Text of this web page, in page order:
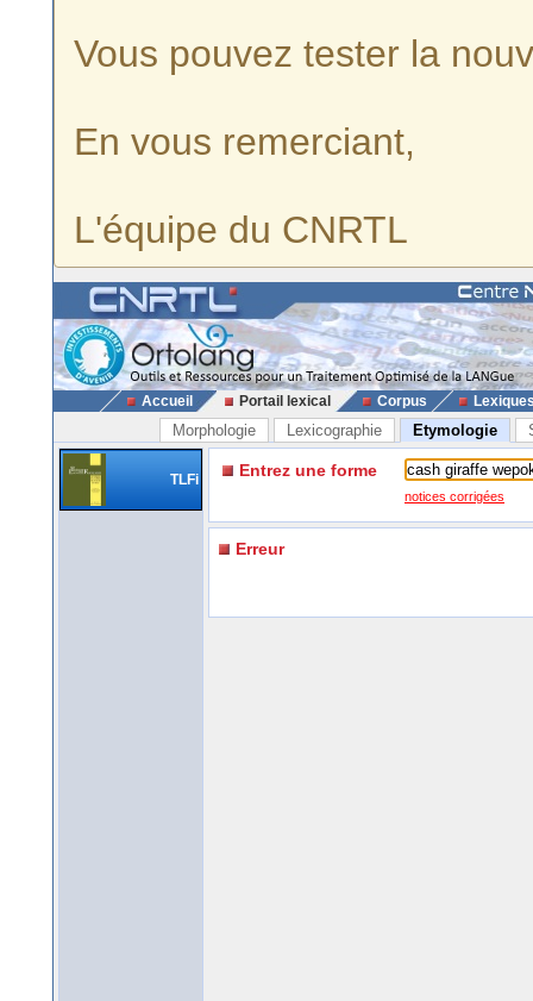
Vous pouvez tester la
En vous remerciant,
L'équipe du CNRTL
Accueil Portail lexical Corpus
Morphologie Lexicographie Etymologie
TLFi Entrez une forme
notices corrigées
Erreur